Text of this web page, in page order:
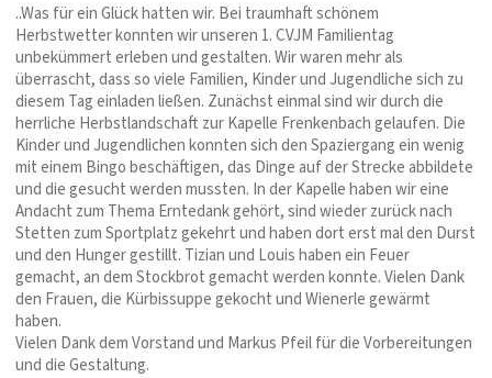
..Was für ein Glück hatten wir. Bei traumhaft schönem
Herbstwetter konnten wir unseren 1. CVJM Familientag
unbekümmert erleben und gestalten. Wir waren mehr als
überrascht, dass so viele Familien, Kinder und Jugendliche sich zu
diesem Tag einladen ließen. Zunächst einmal sind wir durch die
herrliche Herbstlandschaft zur Kapelle Frenkenbach gelaufen. Die
Kinder und Jugendlichen konnten sich den Spaziergang ein wenig
mit einem Bingo beschäftigen, das Dinge auf der Strecke abbildete
und die gesucht werden mussten. In der Kapelle haben wir eine
Andacht zum Thema Erntedank gehört, sind wieder zurück nach
Stetten zum Sportplatz gekehrt und haben dort erst mal den Durst
und den Hunger gestillt. Tizian und Louis haben ein Feuer
gemacht, an dem Stockbrot gemacht werden konnte. Vielen Dank
den Frauen, die Kürbissuppe gekocht und Wienerle gewärmt
haben.
Vielen Dank dem Vorstand und Markus Pfeil für die Vorbereitungen
und die Gestaltung.